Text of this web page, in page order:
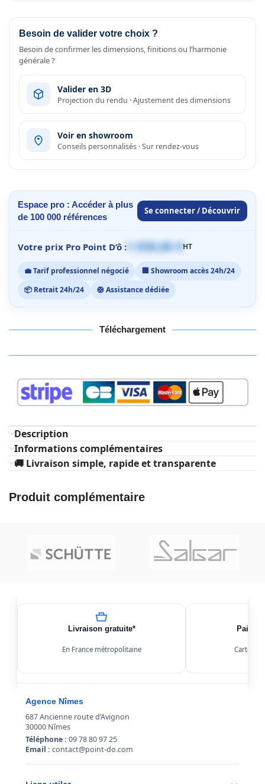
Besoin de valider votre choix ?
Besoin de confirmer les dimensions, finitions ou l’harmonie
générale ?
Valider en 3D
Projection du rendu · Ajustement des dimensions
Voir en showroom
Conseils personnalisés · Sur rendez-vous
Espace pro : Accéder à plus
de 100 000 références
Se connecter / Découvrir
Votre prix Pro Point D’ô : 1 059,00 €HT
💼 Tarif professionnel négocié
🏢 Showroom accès 24h/24
📦 Retrait 24h/24
🛟 Assistance dédiée
Téléchargement
Description
Informations complémentaires
🚚 Livraison simple, rapide et transparente
Produit complémentaire
Livraison gratuite*
En France métropolitaine Carte,
Agence Nîmes
687 Ancienne route d’Avignon
30000 Nîmes
Téléphone : 09 78 80 97 25
Email : contact@point-do.com